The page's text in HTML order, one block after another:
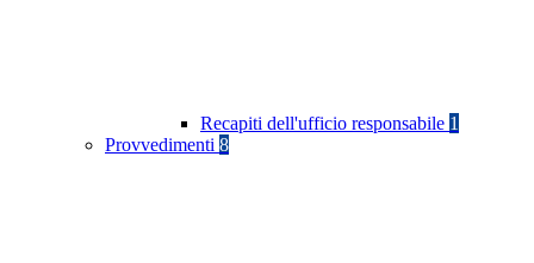
Recapiti dell'ufficio responsabile 1
Provvedimenti 8